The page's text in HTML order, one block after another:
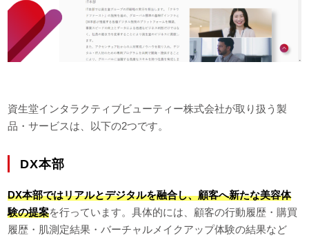
資生堂インタラクティブビューティー株式会社が取り扱う製
品・サービスは、以下の2つです。
DX本部
DX本部ではリアルとデジタルを融合し、顧客へ新たな美容体
験の提案を行っています。具体的には、顧客の行動履歴・購買
履歴・肌測定結果・バーチャルメイクアップ体験の結果など